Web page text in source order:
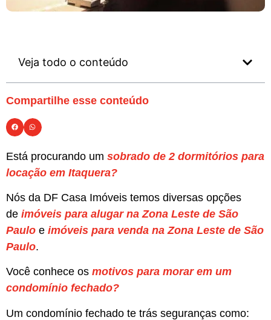
Veja todo o conteúdo
Compartilhe esse conteúdo
Está procurando um sobrado de 2 dormitórios para
locação em Itaquera?
Nós da DF Casa Imóveis temos diversas opções
de imóveis para alugar na Zona Leste de São
Paulo e imóveis para venda na Zona Leste de São
Paulo.
Você conhece os motivos para morar em um
condomínio fechado?
Um condomínio fechado te trás seguranças como: